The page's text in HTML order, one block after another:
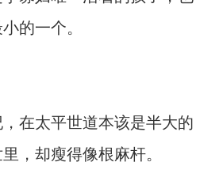
的一个。
在太平世道本该是半大的
，却瘦得像根麻杆。